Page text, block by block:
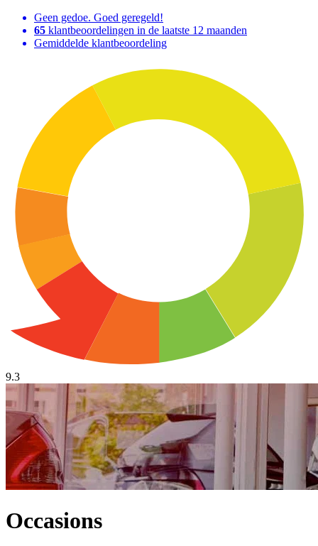
Geen gedoe. Goed geregeld!
65 klantbeoordelingen in de laatste 12 maanden
Gemiddelde klantbeoordeling
9.3
Occasions